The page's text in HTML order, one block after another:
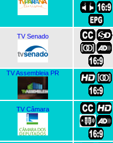
TV Senado
TV Assembleia PR
TV Câmara